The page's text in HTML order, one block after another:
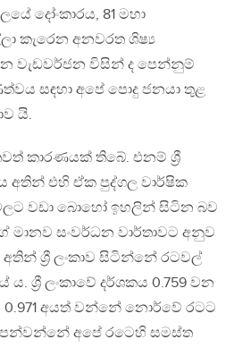
දෝංකාරය, 81 මහා
කැරෙන අනවරත ශිෂ්‍ය
වැඩවර්ජන විසින් ද පෙන්නුම්
සඳහා අපේ පොදු ජනයා තුළ
යි.
කාරණයක් තිබේ. එනම් ශ්‍රී
අතින් එහි ඒක පුද්ගල වාර්ෂික
වඩා බොහෝ ඉහලින් සිටින බව
මානව සංවර්ධන වාර්තාවට අනුව
ශ්‍රී ලංකාව සිටින්නේ රටවල්
ශ්‍රී ලංකාවේ දර්ශකය 0.759 වන
අයත් වන්නේ නොර්වේ රටට
අපේ රටෙහි සමස්ත